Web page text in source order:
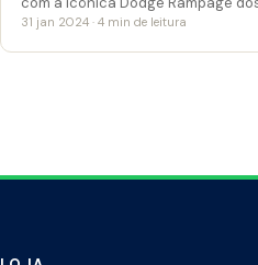
31 jan 2024 · 4 min de leitura